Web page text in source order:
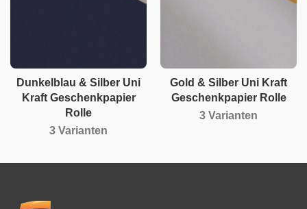
Dunkelblau & Silber Uni
Kraft Geschenkpapier
Rolle
3 Varianten
Gold & Silber Uni Kraft
Geschenkpapier Rolle
3 Varianten